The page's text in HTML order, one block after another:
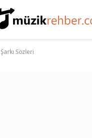
Şarkı Sözleri